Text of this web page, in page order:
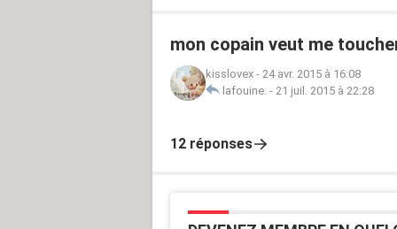
mon copain veut me
kisslovex - 24 avr. 2015 à 16:08
lafouine. - 21 juil. 2015 à 22:28
12 réponses